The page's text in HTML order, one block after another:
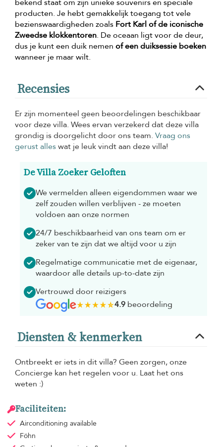
bekend staat om zijn unieke souvenirs en speciale
producten. Je hebt gemakkelijk toegang tot vele
bezienswaardigheden zoals Fort Karl of de iconische
Zweedse klokkentoren. De oceaan ligt voor de deur,
dus je kunt een duik nemen of een duiksessie boeken
wanneer je maar wilt.
Recensies
Er zijn momenteel geen beoordelingen beschikbaar
voor deze villa. Wees ervan verzekerd dat deze villa
grondig is doorgelicht door ons team. Vraag ons
gerust alleswat je leuk vindt aan deze villa!
De Villa Zoeker Geloften
We vermelden alleen eigendommen waar we
zelf zouden willen verblijven - ze moeten
voldoen aan onze normen
24/7 beschikbaarheid van ons team om er
zeker van te zijn dat we altijd voor u zijn
Regelmatige communicatie met de eigenaar,
waardoor alle details up-to-date zijn
Vertrouwd door reizigers
4.9beoordeling
Diensten & kenmerken
Ontbreekt er iets in dit villa? Geen zorgen, onze
Concierge kan het regelen voor u. Laat het ons
weten :)
Faciliteiten:
Airconditioning available
Föhn